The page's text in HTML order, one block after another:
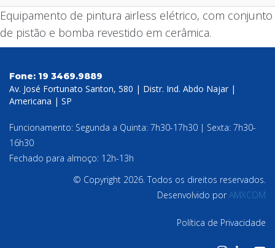
Equipamento de pintura airless elétrico, com conjunto
de pistão e bomba revestido em cerâmica.
Fone: 19 3469.9889
Av. José Fortunato Santon, 580 | Distr. Ind. Abdo Najar |
Americana | SP
Funcionamento: Segunda a Quinta: 7h30-17h30 | Sexta: 7h30-
16h30
Fechado para almoço: 12h-13h
© Copyright 2026. Todos os direitos reservados.
Desenvolvido porAMXCOM
Política de Privacidade